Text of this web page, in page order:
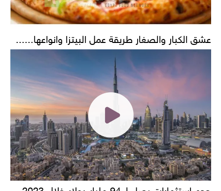
عشق الكبار والصغار طريقة عمل البيتزا وانواعها......